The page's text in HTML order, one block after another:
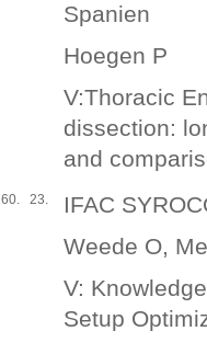
Spanien
Hoegen P
V:Thoracic
dissection:
and
23.
IFAC
Weede O,
V:
Setup